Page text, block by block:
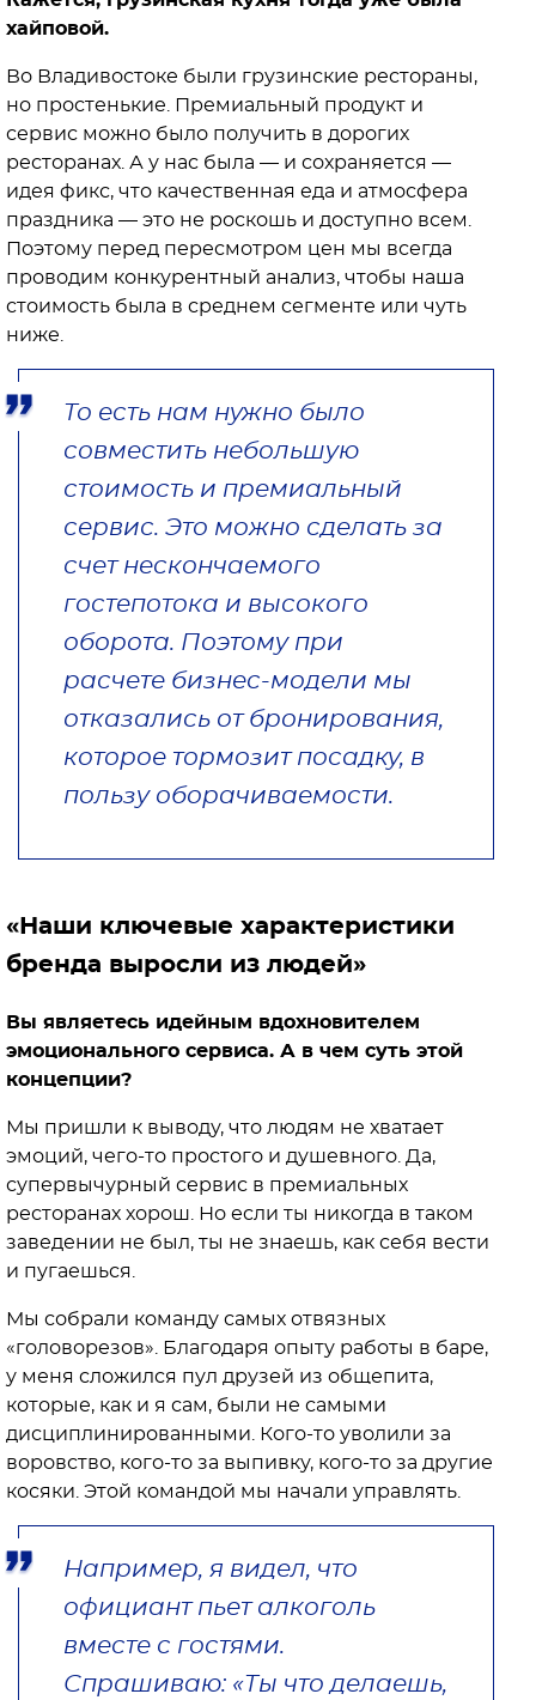
хайповой.
Во Владивостоке были грузинские рестораны,
но простенькие. Премиальный продукт и
сервис можно было получить в дорогих
ресторанах. А у нас была — и сохраняется —
идея фикс, что качественная еда и атмосфера
праздника — это не роскошь и доступно всем.
Поэтому перед пересмотром цен мы всегда
проводим конкурентный анализ, чтобы наша
стоимость была в среднем сегменте или чуть
ниже.
То есть нам нужно было
совместить небольшую
стоимость и премиальный
сервис. Это можно сделать за
счет нескончаемого
гостепотока и высокого
оборота. Поэтому при
расчете бизнес-модели мы
отказались от бронирования,
которое тормозит посадку, в
пользу оборачиваемости.
«Наши ключевые характеристики
бренда выросли из людей»
Вы являетесь идейным вдохновителем
эмоционального сервиса. А в чем суть этой
концепции?
Мы пришли к выводу, что людям не хватает
эмоций, чего-то простого и душевного. Да,
супервычурный сервис в премиальных
ресторанах хорош. Но если ты никогда в таком
заведении не был, ты не знаешь, как себя вести
и пугаешься.
Мы собрали команду самых отвязных
«головорезов». Благодаря опыту работы в баре,
у меня сложился пул друзей из общепита,
которые, как и я сам, были не самыми
дисциплинированными. Кого-то уволили за
воровство, кого-то за выпивку, кого-то за другие
косяки. Этой командой мы начали управлять.
Например, я видел, что
официант пьет алкоголь
вместе с гостями.
Спрашиваю: «Ты что делаешь,